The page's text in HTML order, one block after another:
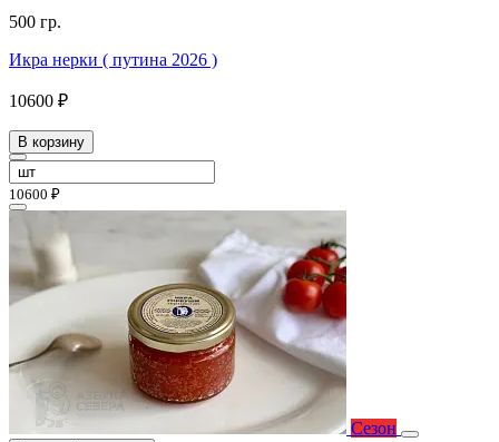
500 гр.
Икра нерки ( путина 2026 )
10600 ₽
В корзину
10600 ₽
Сезон